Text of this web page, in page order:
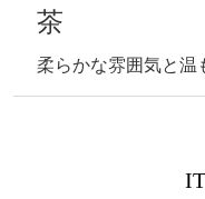
茶
柔らかな雰囲気と温